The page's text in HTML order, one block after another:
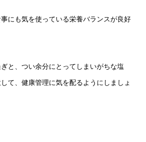
にも気を使っている栄養バランスが良好
と、つい余分にとってしまいがちな塩
て、健康管理に気を配るようにしましょ